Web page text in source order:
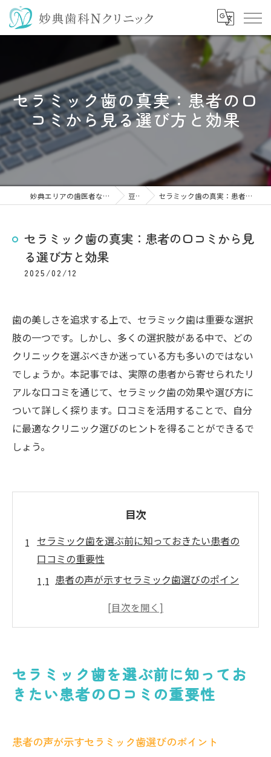
セラミック歯の真実：患者の口
コミから見る選び方と効果
妙典エリアの歯医者なら妙典歯科Nクリニック 豆知識 セラミック歯の真実：患者の口コミから見る選び方と効果
セラミック歯の真実：患者の口コミから見
る選び方と効果
2025/02/12
歯の美しさを追求する上で、セラミック歯は重要な選択
肢の一つです。しかし、多くの選択肢がある中で、どの
クリニックを選ぶべきか迷っている方も多いのではない
でしょうか。本記事では、実際の患者から寄せられたリ
アルな口コミを通じて、セラミック歯の効果や選び方に
ついて詳しく探ります。口コミを活用することで、自分
に最適なクリニック選びのヒントを得ることができるで
しょう。
目次
セラミック歯を選ぶ前に知っておきたい患者の
口コミの重要性
患者の声が示すセラミック歯選びのポイン
口コミで明らかになるセラミック歯の現実
口コミを活用してセラミック歯の選択を正
しく行う方法
を見極める
セラミック歯を選ぶ前に知ってお
きたい患者の口コミの重要性
患者の声が示すセラミック歯選びのポイント